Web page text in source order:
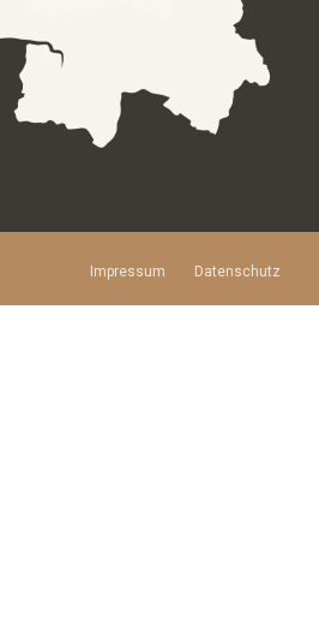
Impressum Datenschutz